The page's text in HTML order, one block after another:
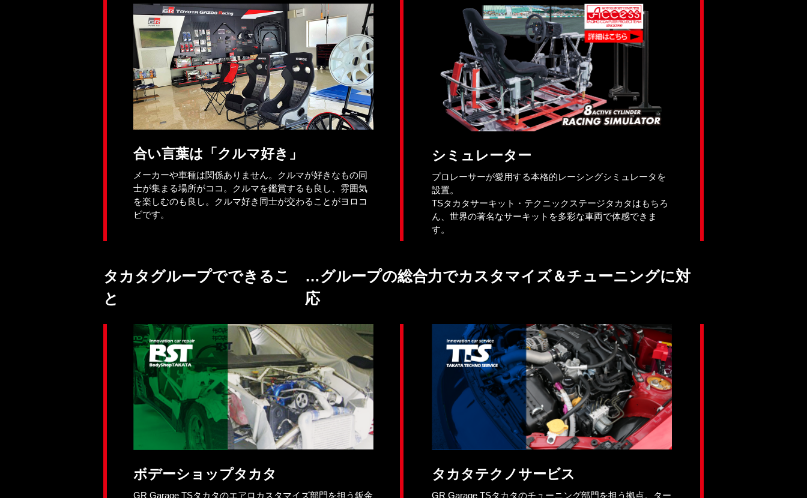
合い言葉は「クルマ好き」
メーカーや車種は関係ありません。クルマが好きなもの同
士が集まる場所がココ。クルマを鑑賞するも良し、雰囲気
を楽しむのも良し。クルマ好き同士が交わることがヨロコ
ビです。
シミュレーター
プロレーサーが愛用する本格的レーシングシミュレータを
設置。
TSタカタサーキット・テクニックステージタカタはもちろ
ん、世界の著名なサーキットを多彩な車両で体感できま
す。
タカタグループでできるこ
と
グループの総合力でカスタマイズ＆チューニングに対
応
ボデーショップタカタ
GR Garage TSタカタのエアロカスタマイズ部門を担う鈑金
タカタテクノサービス
GR Garage TSタカタのチューニング部門を担う拠点。ター